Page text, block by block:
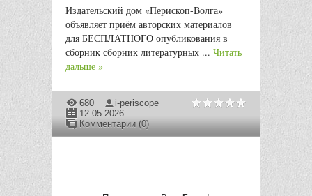
Издательский дом «Перископ-Волга»
объявляет приём авторских материалов
для БЕСПЛАТНОГО опубликования в
сборник сборник литературных ... Читать
дальше »
680
i-periscope
12.05.2026
Комментарии (0)